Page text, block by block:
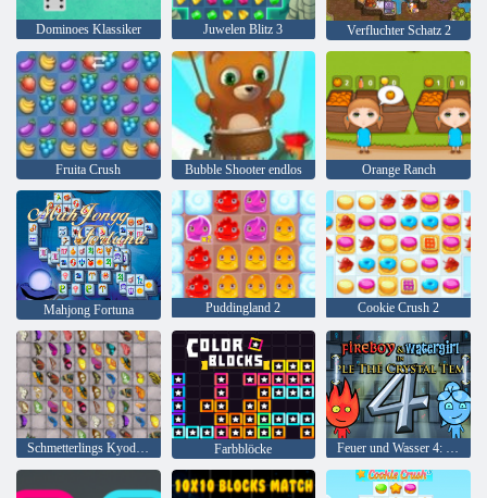
Dominoes Klassiker Juwelen Blitz 3 Verfluchter Schatz 2
Fruita Crush Bubble Shooter endlos Orange Ranch
Mahjong Fortuna Puddingland 2 Cookie Crush 2
Schmetterlings Kyodai HD Farbblöcke Feuer und Wasser 4: Kristalltempel